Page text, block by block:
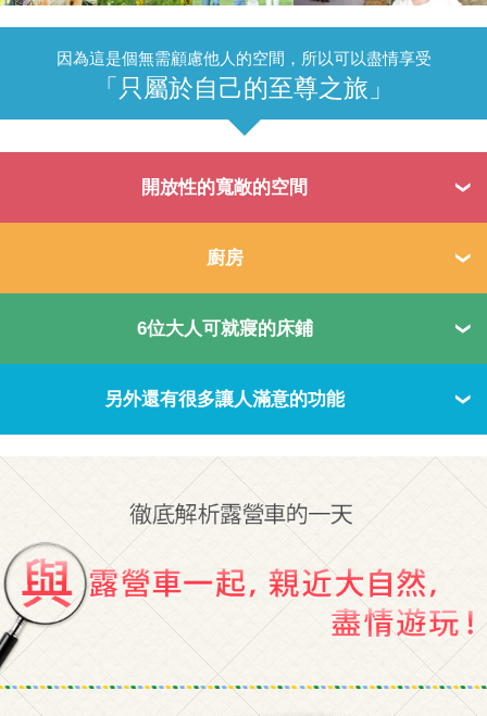
因為這是個無需顧慮他人的空間，所以可以盡情享受
「只屬於自己的至尊之旅」
開放性的寬敞的空間
廚房
6位大人可就寢的床鋪
另外還有很多讓人滿意的功能